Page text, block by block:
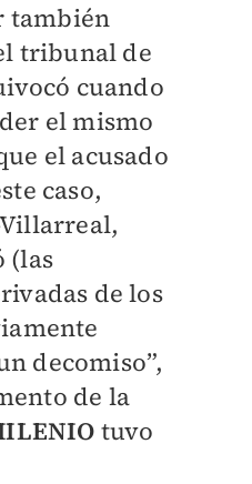
también
tribunal de
cuando
el mismo
el acusado
caso,
(las
de los
decomiso”,
de la
tuvo